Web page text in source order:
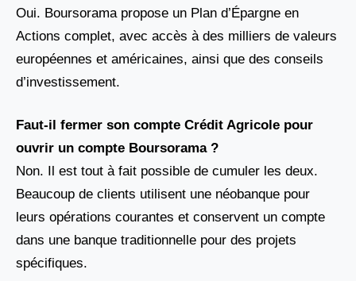
Oui. Boursorama propose un Plan d’Épargne en
Actions complet, avec accès à des milliers de valeurs
européennes et américaines, ainsi que des conseils
d’investissement.
Faut-il fermer son compte Crédit Agricole pour
ouvrir un compte Boursorama ?
Non. Il est tout à fait possible de cumuler les deux.
Beaucoup de clients utilisent une néobanque pour
leurs opérations courantes et conservent un compte
dans une banque traditionnelle pour des projets
spécifiques.